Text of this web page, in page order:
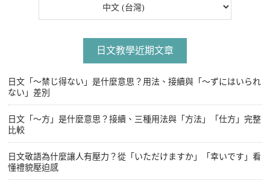
日文教學近期文章
日文「〜禁じ得ない」是什麼意思？用法、接續與「〜ずにはいられ
ない」差別
日文「〜方」是什麼意思？接續、三種用法與「方法」「仕方」完整
比較
日文敬語為什麼讓人有壓力？從「いただけますか」「幸いです」看
懂禮貌壓迫感